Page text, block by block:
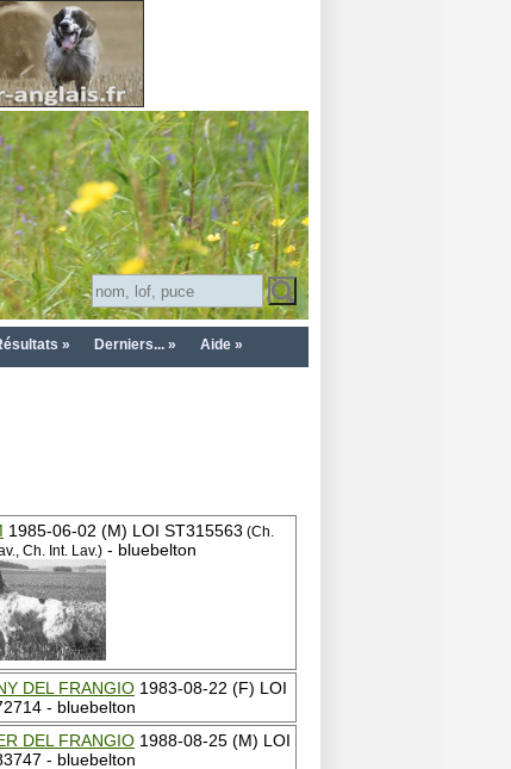
» Derniers... » Aide »
1985-06-02 (M) LOI ST315563 (Ch.
Ch. Int. Lav.) - bluebelton
DEL FRANGIO 1983-08-22 (F) LOI
- bluebelton
DEL FRANGIO 1988-08-25 (M) LOI
- bluebelton